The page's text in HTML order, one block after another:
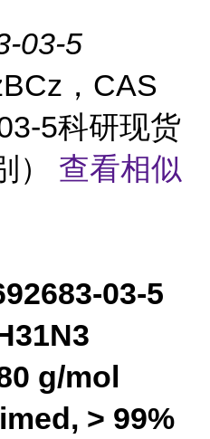
03-5
，CAS
5科研现货
） 查看相似
03-5
g/mol
> 99%